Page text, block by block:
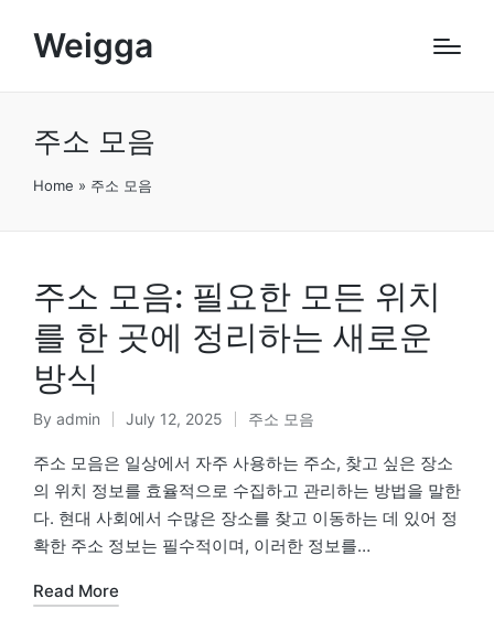
Weigga
주소 모음
Home » 주소 모음
주소 모음: 필요한 모든 위치
를 한 곳에 정리하는 새로운
방식
Posted
by
By admin July 12, 2025
Posted
in
주소 모음
주소 모음은 일상에서 자주 사용하는 주소, 찾고 싶은 장소
의 위치 정보를 효율적으로 수집하고 관리하는 방법을 말한
다. 현대 사회에서 수많은 장소를 찾고 이동하는 데 있어 정
확한 주소 정보는 필수적이며, 이러한 정보를…
Read More